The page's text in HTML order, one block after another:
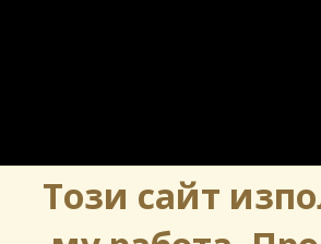
Този сайт